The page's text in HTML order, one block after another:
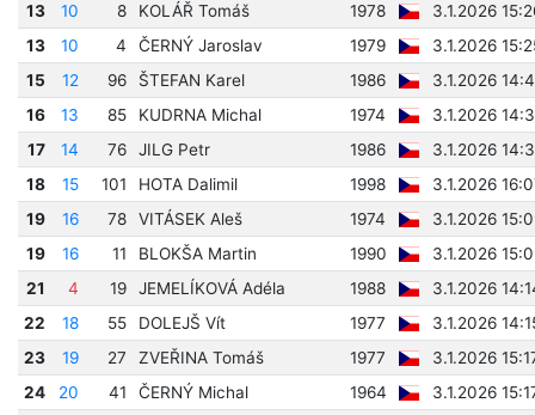
13
10 8 KOLÁŘ Tomáš 1978
3.1.2026
13
10 4 ČERNÝ Jaroslav 1979
3.1.2026
15
12 96 ŠTEFAN Karel 1986
3.1.2026
16
13 85 KUDRNA Michal 1974
3.1.2026
17
14 76 JILG Petr 1986
3.1.2026
18
15 101 HOTA Dalimil 1998
3.1.2026
19
16 78 VITÁSEK Aleš 1974
3.1.2026
19
16 11 BLOKŠA Martin 1990
3.1.2026
21
4 19 JEMELÍKOVÁ Adéla 1988
3.1.2026
22
18 55 DOLEJŠ Vít 1977
3.1.2026
23
19 27 ZVEŘINA Tomáš 1977
3.1.2026
24
20 41 ČERNÝ Michal 1964
3.1.2026